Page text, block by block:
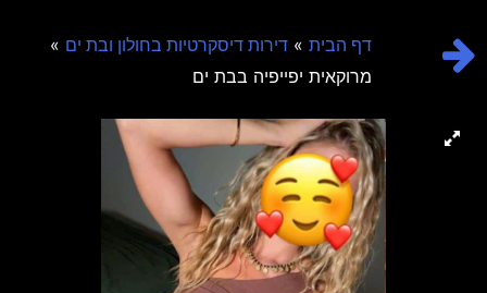
דף הבית» דירות דיסקרטיות בחולון ובת ים »
מרוקאית יפייפיה בבת ים